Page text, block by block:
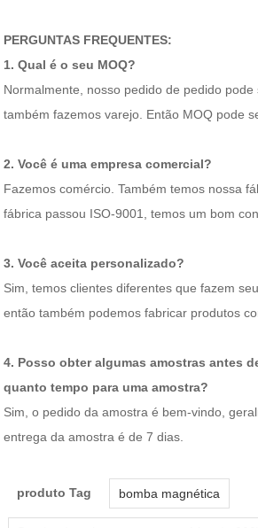
PERGUNTAS FREQUENTES:
1. Qual é o seu MOQ?
Normalmente, nosso pedido de pedido
também fazemos varejo. Então MOQ pode
2. Você é uma empresa comercial?
Fazemos comércio. Também temos nossa
fábrica passou ISO-9001, temos um bom
3. Você aceita personalizado?
Sim, temos clientes diferentes que fazem
então também podemos fabricar produtos
4. Posso obter algumas amostras antes
quanto tempo para uma amostra?
Sim, o pedido da amostra é bem-vindo,
entrega da amostra é de 7 dias.
produto Tag bomba magnética